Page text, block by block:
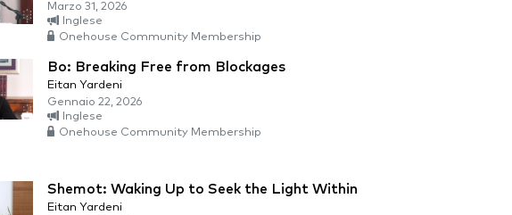
Marzo 31, 2026
Inglese
Onehouse Community Membership
Bo: Breaking Free from Blockages
Eitan Yardeni
Gennaio 22, 2026
Inglese
Onehouse Community Membership
Shemot: Waking Up to Seek the Light Within
Eitan Yardeni